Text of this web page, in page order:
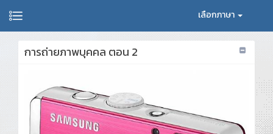
เลือกภาษา
การถ่ายภาพบุคคล ตอน 2